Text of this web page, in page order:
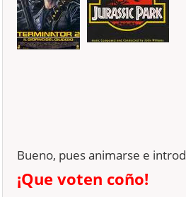
Bueno, pues animarse e
¡Que voten coño!